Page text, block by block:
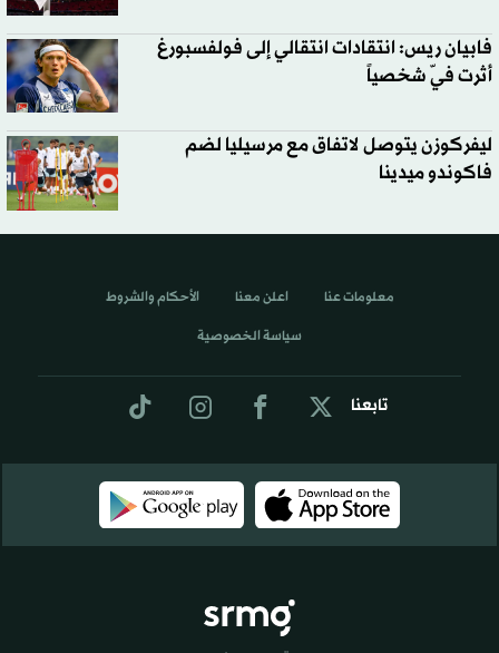
فابيان ريس: انتقادات انتقالي إلى فولفسبورغ
أثرت فيّ شخصياً
ليفركوزن يتوصل لاتفاق مع مرسيليا لضم
فاكوندو ميدينا
تابعنا
معلومات عنا اعلن معنا الأحكام والشروط
سياسة الخصوصية